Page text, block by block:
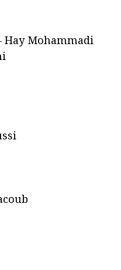
Hay Mohammadi